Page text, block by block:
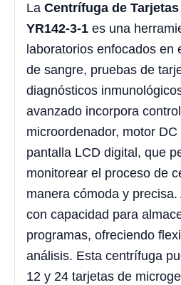
La Centrífuga de Tarjetas
YR142-3-1 es una
laboratorios enfocados en
de sangre, pruebas de
diagnósticos
avanzado incorpora
microordenador, motor
pantalla LCD digital, que
monitorear el proceso de
manera cómoda y
con capacidad para
programas, ofreciendo
análisis. Esta centrífuga
12 y 24 tarjetas de